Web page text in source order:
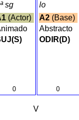
sg
(Actor)
0
lo
A2(Base)
Abstracto
ODIR(D)
0
V